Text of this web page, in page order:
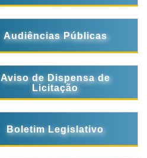
Audiências Públicas
Aviso de Dispensa de
Licitação
Boletim Legislativo